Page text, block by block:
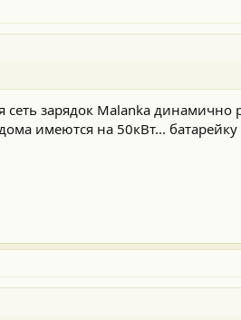
сеть зарядок Malanka
имеются на 50кВт...